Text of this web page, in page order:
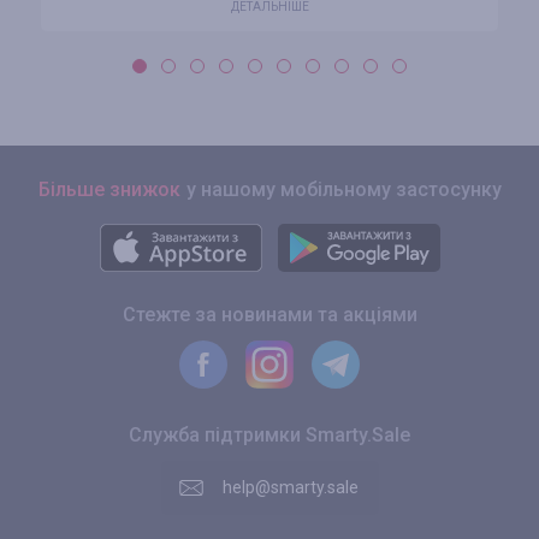
ДЕТАЛЬНІШЕ
Більше знижок у нашому мобільному застосунку
Стежте за новинами та акціями
Служба підтримки Smarty.Sale
help@smarty.sale